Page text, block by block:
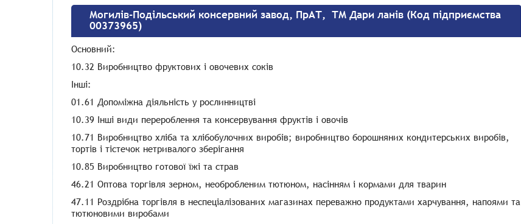
Могилів-Подільський консервний завод, ПрАТ, ТМ Дари ланів (Код підприємства
00373965)
Основний:
10.32 Виробництво фруктових і овочевих соків
Інші:
01.61 Допоміжна діяльність у рослинництві
10.39 Інші види перероблення та консервування фруктів і овочів
10.71 Виробництво хліба та хлібобулочних виробів; виробництво борошняних кондитерських виробів,
тортів і тістечок нетривалого зберігання
10.85 Виробництво готової їжі та страв
46.21 Оптова торгівля зерном, необробленим тютюном, насінням і кормами для тварин
47.11 Роздрібна торгівля в неспеціалізованих магазинах переважно продуктами харчування, напоями та
тютюновими виробами